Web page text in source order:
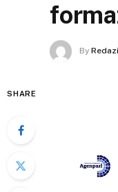
By
SHARE